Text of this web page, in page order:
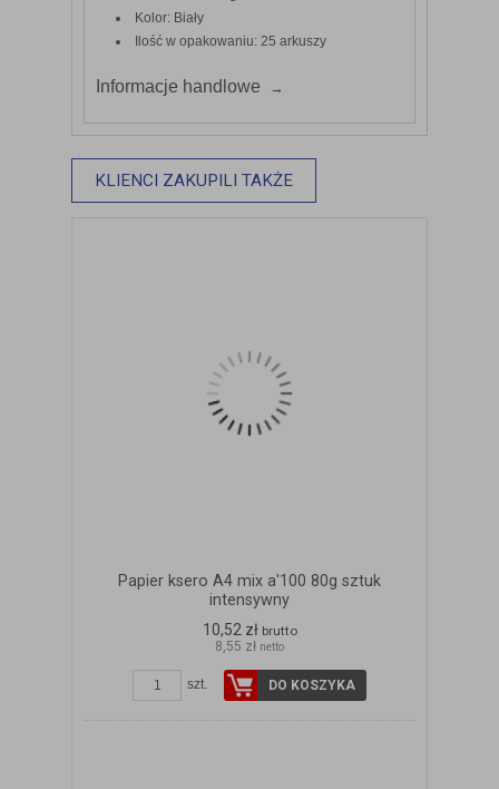
Kolor: Biały
Ilość w opakowaniu: 25 arkuszy
Informacje handlowe
KLIENCI ZAKUPILI TAKŻE
Papier ksero A4 mix a'100 80g sztuk
intensywny
10,52 zł brutto
8,55 zł netto
szt. DO KOSZYKA